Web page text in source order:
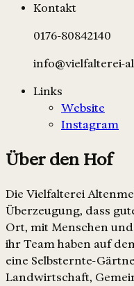
Kontakt
0176-80842140
info@vielfalterei-
Links
Website
Instagram
Über den Hof
Die Vielfalterei
Überzeugung, dass
Ort, mit Menschen
ihr Team haben auf
eine Selbsternte-
Landwirtschaft,